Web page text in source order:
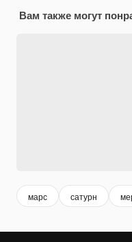
Вам также могут
марс сатурн